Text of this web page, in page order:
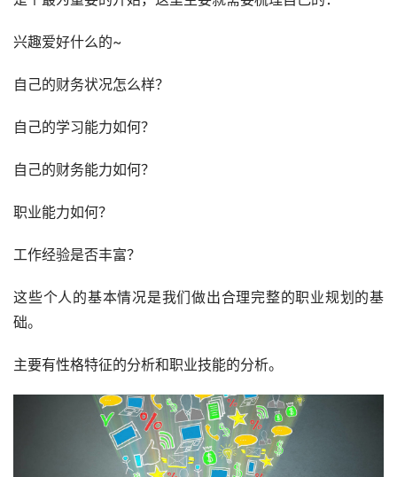
兴趣爱好什么的~
自己的财务状况怎么样？
自己的学习能力如何？
自己的财务能力如何？
职业能力如何？
工作经验是否丰富？
这些个人的基本情况是我们做出合理完整的职业规划的基
础。
主要有性格特征的分析和职业技能的分析。